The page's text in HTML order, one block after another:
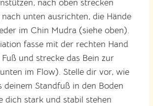
nach oben strecken
unten ausrichten, die Hände
im Chin Mudra (siehe oben).
fasse mit der rechten Hand
und strecke das Bein zur
im Flow). Stelle dir vor, wie
deinem Standfuß in den Boden
dich stark und stabil stehen